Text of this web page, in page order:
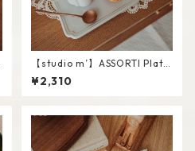
【studio m’】ASSORTI Plate
/ S
¥2,310